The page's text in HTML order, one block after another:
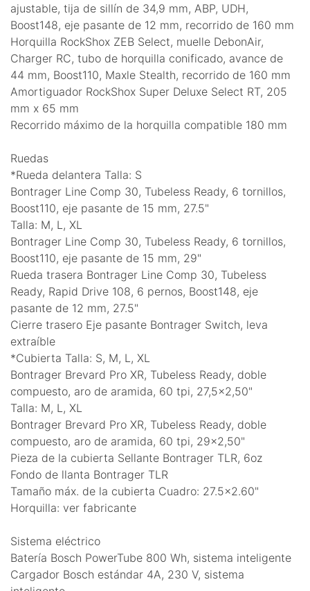
ajustable, tija de sillín de 34,9 mm, ABP, UDH,
Boost148, eje pasante de 12 mm, recorrido de 160 mm
Horquilla RockShox ZEB Select, muelle DebonAir,
Charger RC, tubo de horquilla conificado, avance de
44 mm, Boost110, Maxle Stealth, recorrido de 160 mm
Amortiguador RockShox Super Deluxe Select RT, 205
mm x 65 mm
Recorrido máximo de la horquilla compatible 180 mm
Ruedas
*Rueda delantera Talla: S
Bontrager Line Comp 30, Tubeless Ready, 6 tornillos,
Boost110, eje pasante de 15 mm, 27.5"
Talla: M, L, XL
Bontrager Line Comp 30, Tubeless Ready, 6 tornillos,
Boost110, eje pasante de 15 mm, 29"
Rueda trasera Bontrager Line Comp 30, Tubeless
Ready, Rapid Drive 108, 6 pernos, Boost148, eje
pasante de 12 mm, 27.5"
Cierre trasero Eje pasante Bontrager Switch, leva
extraíble
*Cubierta Talla: S, M, L, XL
Bontrager Brevard Pro XR, Tubeless Ready, doble
compuesto, aro de aramida, 60 tpi, 27,5x2,50"
Talla: M, L, XL
Bontrager Brevard Pro XR, Tubeless Ready, doble
compuesto, aro de aramida, 60 tpi, 29x2,50"
Pieza de la cubierta Sellante Bontrager TLR, 6oz
Fondo de llanta Bontrager TLR
Tamaño máx. de la cubierta Cuadro: 27.5x2.60"
Horquilla: ver fabricante
Sistema eléctrico
Batería Bosch PowerTube 800 Wh, sistema inteligente
Cargador Bosch estándar 4A, 230 V, sistema